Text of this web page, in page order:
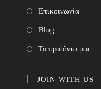
Επικοινωνία
Blog
Τα προϊόντα μας
JOIN-WITH-US